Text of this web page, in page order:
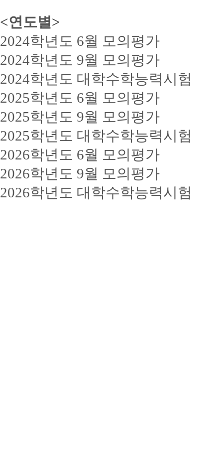
<연도별>
2024학년도 6월 모의평가
2024학년도 9월 모의평가
2024학년도 대학수학능력시험
2025학년도 6월 모의평가
2025학년도 9월 모의평가
2025학년도 대학수학능력시험
2026학년도 6월 모의평가
2026학년도 9월 모의평가
2026학년도 대학수학능력시험